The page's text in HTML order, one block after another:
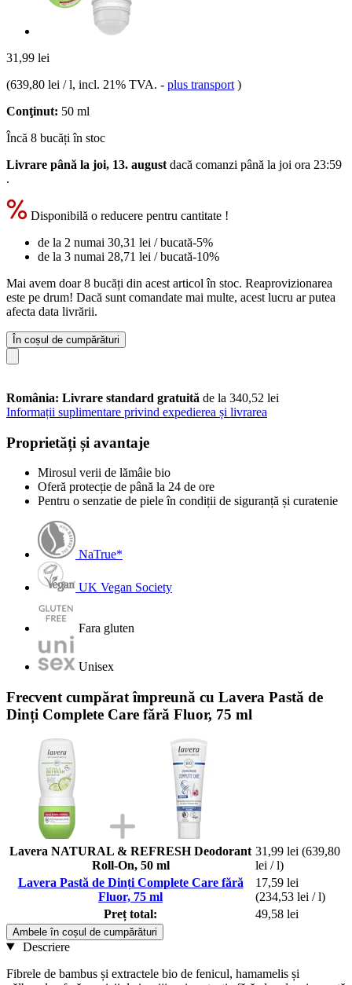
31,99 lei
(639,80 lei / l, incl. 21% TVA. - plus transport )
Conţinut: 50 ml
Încă 8 bucăți în stoc
Livrare până la joi, 13. august dacă comanzi până la joi ora 23:59
.
Disponibilă o reducere pentru cantitate !
de la 2 numai 30,31 lei / bucată-5%
de la 3 numai 28,71 lei / bucată-10%
Mai avem doar 8 bucăți din acest articol în stoc. Reaprovizionarea
este pe drum! Dacă sunt comandate mai multe, acest lucru ar putea
afecta data livrării.
În coșul de cumpărături
România: Livrare standard gratuită de la 340,52 lei
Informații suplimentare privind expedierea și livrarea
Proprietăți și avantaje
Mirosul verii de lămâie bio
Oferă protecție de până la 24 de ore
Pentru o senzatie de piele în condiții de siguranță și curatenie
NaTrue*
UK Vegan Society
Fara gluten
Unisex
Frecvent cumpărat împreună cu Lavera Pastă de
Dinți Complete Care fără Fluor, 75 ml
Lavera NATURAL & REFRESH Deodorant
Roll-On, 50 ml
31,99 lei (639,80
lei / l)
Lavera Pastă de Dinți Complete Care fără
Fluor, 75 ml
17,59 lei
(234,53 lei / l)
Preț total:
49,58 lei
Ambele în coșul de cumpărături
Descriere
Fibrele de bambus și extractele bio de fenicul, hamamelis și